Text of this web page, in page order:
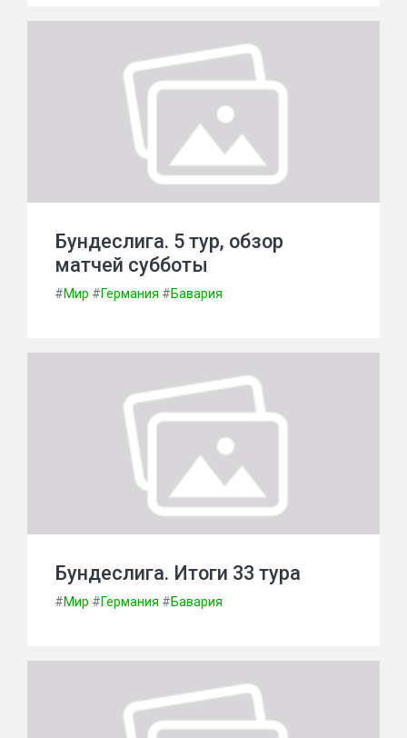
Бундеслига. 5 тур, обзор
матчей субботы
#Мир #Германия #Бавария
Бундеслига. Итоги 33 тура
#Мир #Германия #Бавария